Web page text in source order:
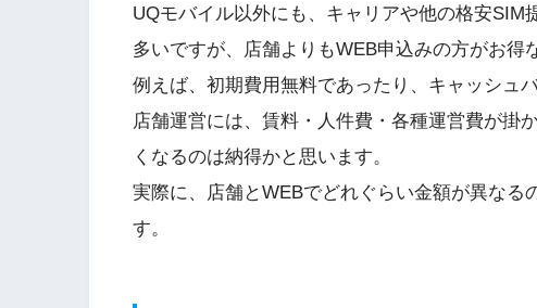
UQモバイル以外にも、キャリアや他の格安SIM
多いですが、店舗よりもWEB申込みの方がお得
例えば、初期費用無料であったり、キャッシュ
店舗運営には、賃料・人件費・各種運営費が掛
くなるのは納得かと思います。
実際に、店舗とWEBでどれぐらい金額が異なる
す。